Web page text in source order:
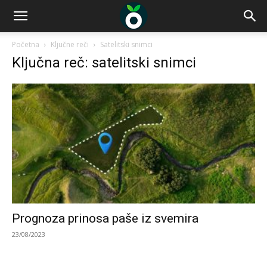
Početna Ključne reči Satelitski snimci
Ključna reč: satelitski snimci
Prognoza prinosa paše iz svemira
23/08/2023